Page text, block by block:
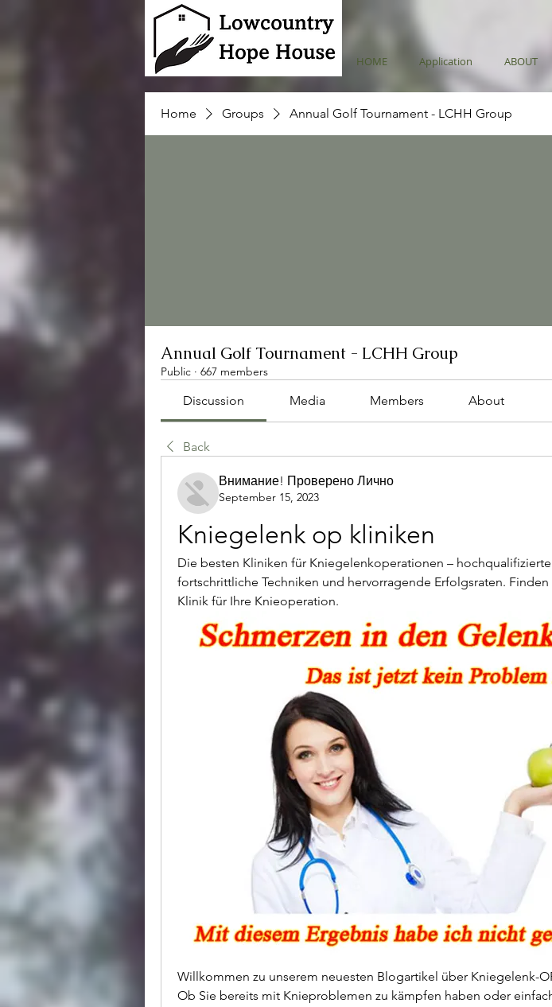
HOME Application ABOUT
Home Groups Annual Golf Tournament - LCHH Group
Annual Golf Tournament - LCHH Group
Public · 667 members
Discussion Media Members About
Back
Внимание! Проверено Лично
September 15, 2023
Kniegelenk op kliniken
Die besten Kliniken für Kniegelenkoperationen –
fortschrittliche Techniken und hervorragende Erfolgsraten.
Klinik für Ihre Knieoperation.
Willkommen zu unserem neuesten Blogartikel über Kniegelenk-
Ob Sie bereits mit Knieproblemen zu kämpfen haben oder